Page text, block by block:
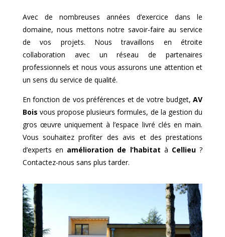
Avec de nombreuses années d’exercice dans le
domaine, nous mettons notre savoir-faire au service
de vos projets. Nous travaillons en étroite
collaboration avec un réseau de partenaires
professionnels et nous vous assurons une attention et
un sens du service de qualité.
En fonction de vos préférences et de votre budget,AV
Bois vous propose plusieurs formules, de la gestion du
gros œuvre uniquement à l’espace livré clés en main.
Vous souhaitez profiter des avis et des prestations
d’experts en amélioration de l’habitat à Cellieu ?
Contactez-nous sans plus tarder.